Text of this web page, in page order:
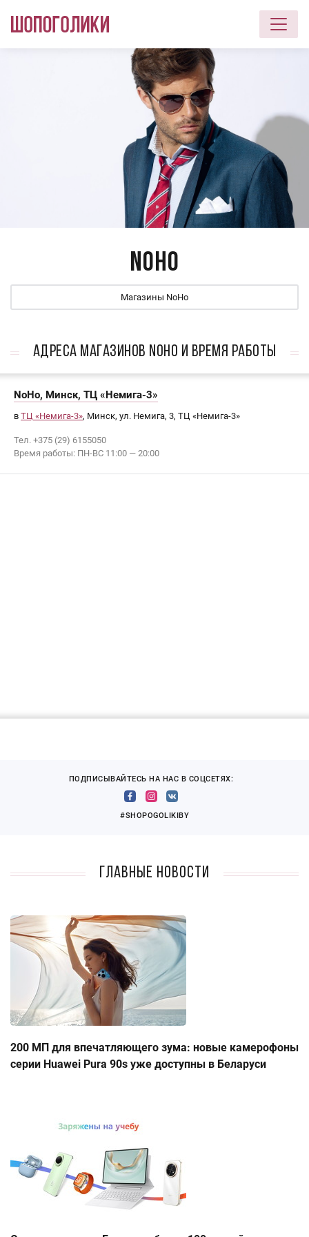
Перейти к основному содержанию
NoHo
Магазины NoHo
АДРЕСА МАГАЗИНОВ NoHo И ВРЕМЯ РАБОТЫ
NoHo, Минск, ТЦ «Немига-3»
в ТЦ «Немига-3», Минск, ул. Немига, 3, ТЦ «Немига-3»
Тел. +375 (29) 6155050
Время работы: ПН-ВС 11:00 — 20:00
ПОДПИСЫВАЙТЕСЬ НА НАС В СОЦСЕТЯХ:
#SHOPOGOLIKIBY
Главные новости
200 МП для впечатляющего зума: новые камерофоны
серии Huawei Pura 90s уже доступны в Беларуси